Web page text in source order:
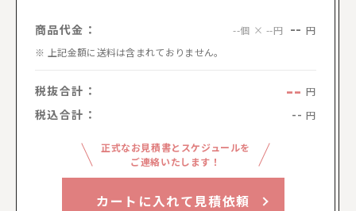
商品代金： --個 × --円 -- 円
上記金額に送料は含まれておりません。
税抜合計： -- 円
税込合計： -- 円
正式なお見積書とスケジュールを
ご連絡いたします！
カートに入れて見積依頼